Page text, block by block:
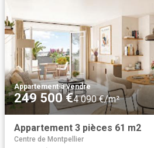
Appartement·à vendre
249 500 €4 090 €/m²
Appartement 3 pièces 61 m2
Centre de Montpellier